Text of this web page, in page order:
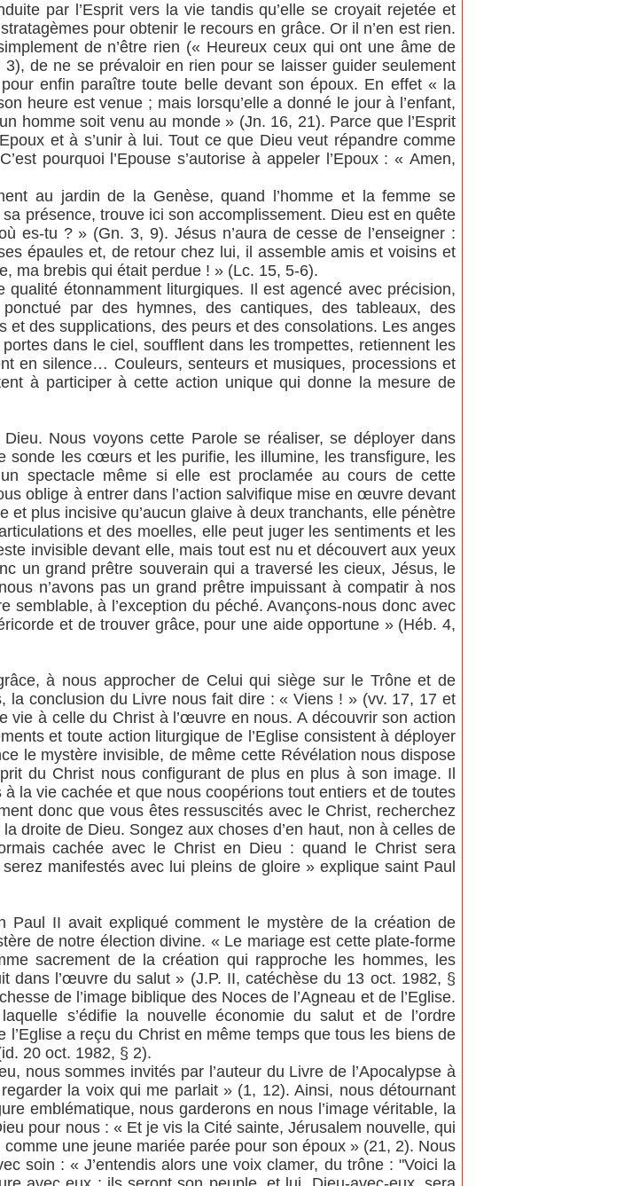
par l’Esprit vers la vie tandis qu’elle se croyait rejetée et
pour obtenir le recours en grâce. Or il n’en est rien.
de n’être rien (« Heureux ceux qui ont une âme de
de ne se prévaloir en rien pour se laisser guider seulement
enfin paraître toute belle devant son époux. En effet « la
heure est venue ; mais lorsqu’elle a donné le jour à l’enfant,
homme soit venu au monde » (Jn. 16, 21). Parce que l’Esprit
et à s’unir à lui. Tout ce que Dieu veut répandre comme
pourquoi l’Epouse s’autorise à appeler l’Epoux : « Amen,
au jardin de la Genèse, quand l’homme et la femme se
présence, trouve ici son accomplissement. Dieu est en quête
es-tu ? » (Gn. 3, 9). Jésus n’aura de cesse de l’enseigner :
épaules et, de retour chez lui, il assemble amis et voisins et
ma brebis qui était perdue ! » (Lc. 15, 5-6).
étonnamment liturgiques. Il est agencé avec précision,
par des hymnes, des cantiques, des tableaux, des
des supplications, des peurs et des consolations. Les anges
dans le ciel, soufflent dans les trompettes, retiennent les
en silence… Couleurs, senteurs et musiques, processions et
à participer à cette action unique qui donne la mesure de
Nous voyons cette Parole se réaliser, se déployer dans
sonde les cœurs et les purifie, les illumine, les transfigure, les
spectacle même si elle est proclamée au cours de cette
oblige à entrer dans l’action salvifique mise en œuvre devant
plus incisive qu’aucun glaive à deux tranchants, elle pénètre
et des moelles, elle peut juger les sentiments et les
invisible devant elle, mais tout est nu et découvert aux yeux
un grand prêtre souverain qui a traversé les cieux, Jésus, le
n’avons pas un grand prêtre impuissant à compatir à nos
semblable, à l’exception du péché. Avançons-nous donc avec
et de trouver grâce, pour une aide opportune » (Héb. 4,
à nous approcher de Celui qui siège sur le Trône et de
la conclusion du Livre nous fait dire : « Viens ! » (vv. 17, 17 et
vie à celle du Christ à l’œuvre en nous. A découvrir son action
et toute action liturgique de l’Eglise consistent à déployer
le mystère invisible, de même cette Révélation nous dispose
du Christ nous configurant de plus en plus à son image. Il
la vie cachée et que nous coopérions tout entiers et de toutes
donc que vous êtes ressuscités avec le Christ, recherchez
droite de Dieu. Songez aux choses d’en haut, non à celles de
cachée avec le Christ en Dieu : quand le Christ sera
manifestés avec lui pleins de gloire » explique saint Paul
Paul II avait expliqué comment le mystère de la création de
de notre élection divine. « Le mariage est cette plate-forme
sacrement de la création qui rapproche les hommes, les
dans l’œuvre du salut » (J.P. II, catéchèse du 13 oct. 1982, §
de l’image biblique des Noces de l’Agneau et de l’Eglise.
s’édifie la nouvelle économie du salut et de l’ordre
l’Eglise a reçu du Christ en même temps que tous les biens de
20 oct. 1982, § 2).
nous sommes invités par l’auteur du Livre de l’Apocalypse à
la voix qui me parlait » (1, 12). Ainsi, nous détournant
emblématique, nous garderons en nous l’image véritable, la
pour nous : « Et je vis la Cité sainte, Jérusalem nouvelle, qui
une jeune mariée parée pour son époux » (21, 2). Nous
soin : « J’entendis alors une voix clamer, du trône : "Voici la